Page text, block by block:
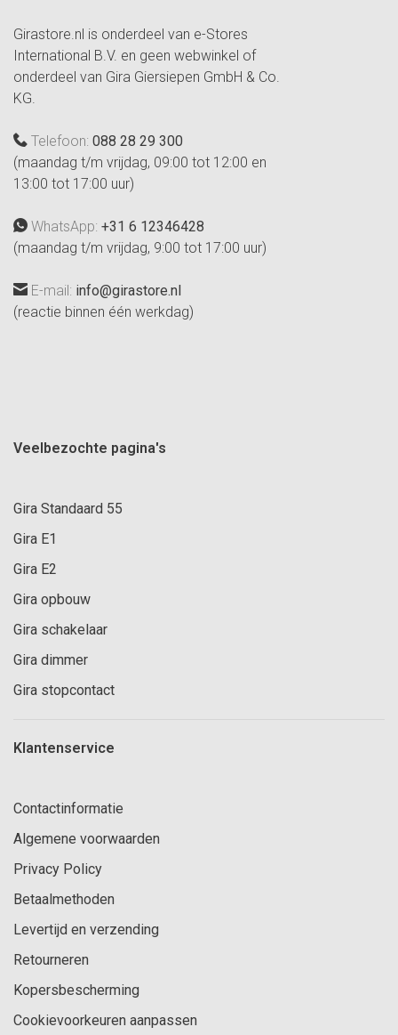
Girastore.nl is onderdeel van e-Stores
International B.V. en geen webwinkel of
onderdeel van Gira Giersiepen GmbH & Co.
KG.
Telefoon: 088 28 29 300
(maandag t/m vrijdag, 09:00 tot 12:00 en
13:00 tot 17:00 uur)
WhatsApp: +31 6 12346428
(maandag t/m vrijdag, 9:00 tot 17:00 uur)
E-mail: info@girastore.nl
(reactie binnen één werkdag)
Veelbezochte pagina's
Gira Standaard 55
Gira E1
Gira E2
Gira opbouw
Gira schakelaar
Gira dimmer
Gira stopcontact
Klantenservice
Contactinformatie
Algemene voorwaarden
Privacy Policy
Betaalmethoden
Levertijd en verzending
Retourneren
Kopersbescherming
Cookievoorkeuren aanpassen